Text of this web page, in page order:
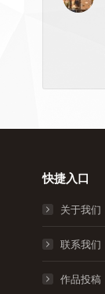
快捷入口
关于我们
联系我们
作品投稿